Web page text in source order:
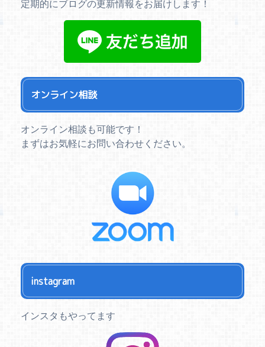
定期的にブログの更新情報をお届けします！
オンライン相談
オンライン相談も可能です！
まずはお気軽にお問い合わせください。
instagram
インスタもやってます